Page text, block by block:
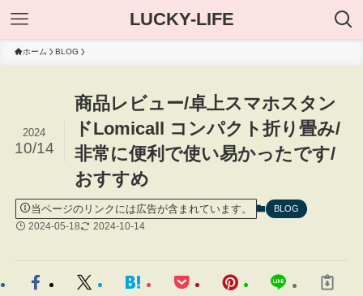
LUCKY-LIFE
ホーム BLOG
商品レビュー/卓上スマホスタン
ドLomicall コンパクト折り畳み/
非常に便利で使い易かったです/
おすすめ
2024
10/14
当ページのリンクには広告が含まれています。 BLOG
2024-05-18 2024-10-14